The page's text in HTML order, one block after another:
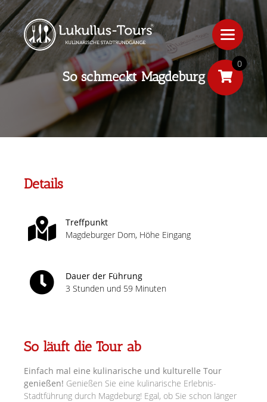
So schmeckt Magdeburg
Details
Treffpunkt
Magdeburger Dom, Höhe Eingang
Dauer der Führung
3 Stunden und 59 Minuten
So läuft die Tour ab
Einfach mal eine kulinarische und kulturelle Tour
genießen! Genießen Sie eine kulinarische Erlebnis-
Stadtführung durch Magdeburg! Egal, ob Sie schon länger
0